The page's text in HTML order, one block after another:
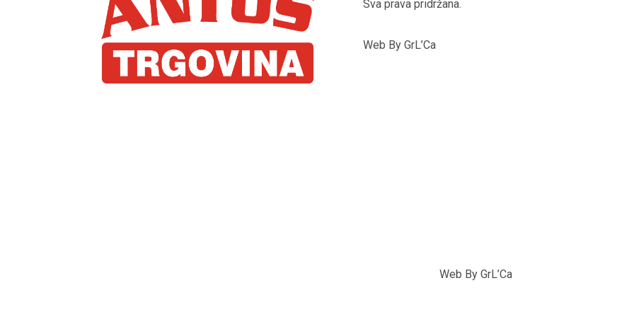
Sva prava pridržana.
Web By GrL’Ca
Web By GrL’Ca